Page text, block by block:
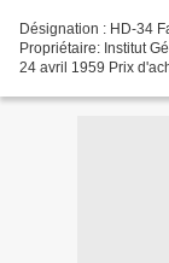
Désignation : HD-34
Propriétaire: Institut
24 avril 1959 Prix